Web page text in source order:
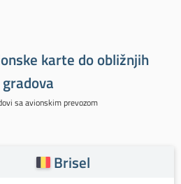
karte do obližnjih
gradova
sa avionskim prevozom
Brisel